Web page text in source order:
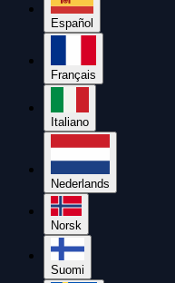
Español
Français
Italiano
Nederlands
Norsk
Suomi